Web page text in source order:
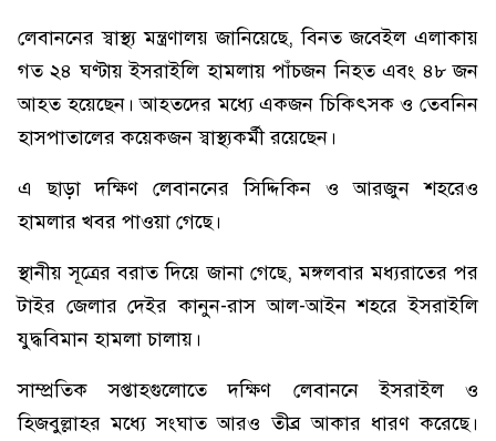
লেবাননের স্বাস্থ্য মন্ত্রণালয় জানিয়েছে, বিনত জবেইল এলাকায়
গত ২৪ ঘণ্টায় ইসরাইলি হামলায় পাঁচজন নিহত এবং ৪৮ জন
আহত হয়েছেন। আহতদের মধ্যে একজন চিকিৎসক ও তেবনিন
হাসপাতালের কয়েকজন স্বাস্থ্যকর্মী রয়েছেন।
এ ছাড়া দক্ষিণ লেবাননের সিদ্দিকিন ও আরজুন শহরেও
হামলার খবর পাওয়া গেছে।
স্থানীয় সূত্রের বরাত দিয়ে জানা গেছে, মঙ্গলবার মধ্যরাতের পর
টাইর জেলার দেইর কানুন-রাস আল-আইন শহরে ইসরাইলি
যুদ্ধবিমান হামলা চালায়।
সাম্প্রতিক সপ্তাহগুলোতে দক্ষিণ লেবাননে ইসরাইল ও
হিজবুল্লাহর মধ্যে সংঘাত আরও তীব্র আকার ধারণ করেছে।